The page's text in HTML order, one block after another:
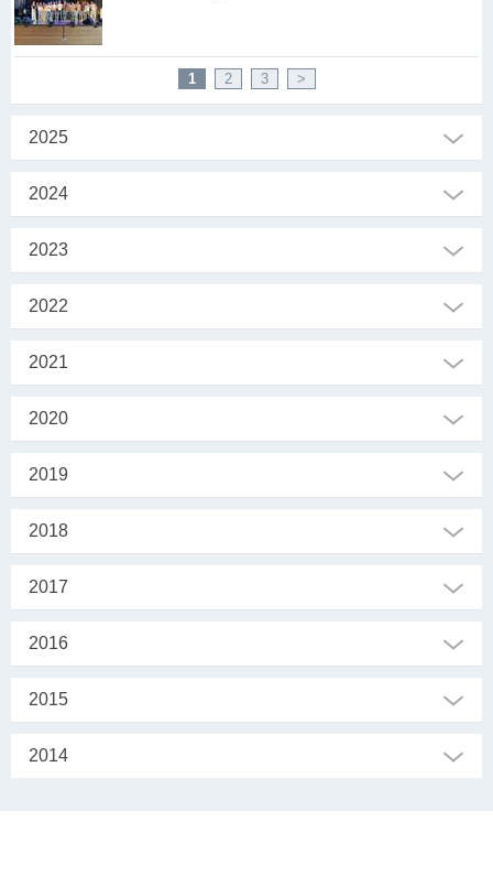
1 2 3 >
2025
2024
2023
2022
2021
2020
2019
2018
2017
2016
2015
2014